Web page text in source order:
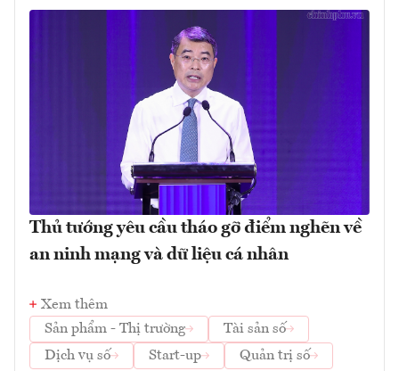
Thủ tướng yêu cầu tháo gỡ điểm nghẽn về
an ninh mạng và dữ liệu cá nhân
Xem thêm
Sản phẩm - Thị trường
Tài sản số
Dịch vụ số
Start-up Quản trị số